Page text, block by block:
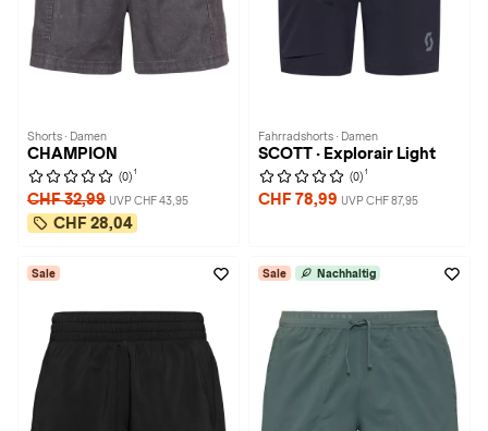
Shorts · Damen
CHAMPION
(0) 1
CHF 32,99 UVP CHF 43,95
CHF 28,04
Fahrradshorts · Damen
SCOTT · Explorair Light
(0) 1
CHF 78,99 UVP CHF 87,95
Sale Sale Nachhaltig